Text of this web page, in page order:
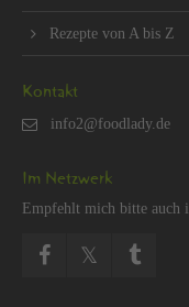
Re­zep­te von A bis Z
Kon­takt
Im Netz­werk
Emp­fehlt mich bitte auch